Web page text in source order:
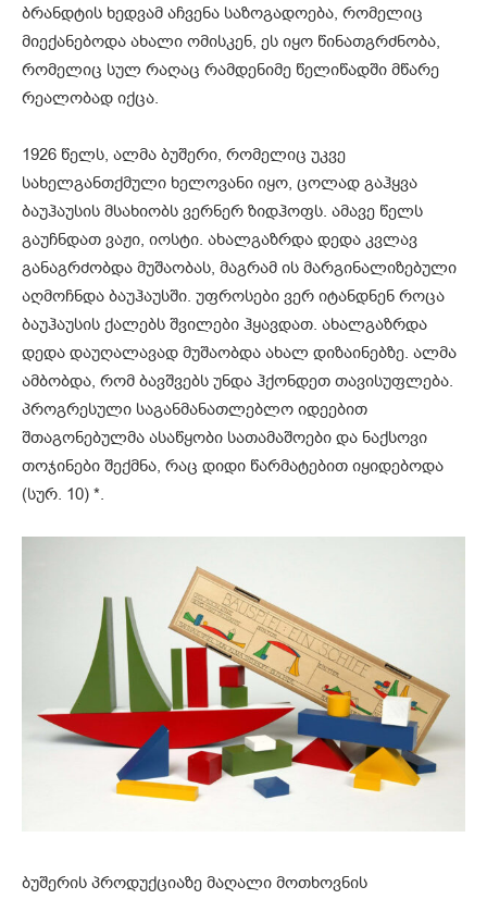
ბრანდტის ხედვამ აჩვენა საზოგადოება, რომელიც
მიექანებოდა ახალი ომისკენ, ეს იყო წინათგრძნობა,
რომელიც სულ რაღაც რამდენიმე წელიწადში მწარე
რეალობად იქცა.
1926 წელს, ალმა ბუშერი, რომელიც უკვე
სახელგანთქმული ხელოვანი იყო, ცოლად გაჰყვა
ბაუჰაუსის მსახიობს ვერნერ ზიდჰოფს. ამავე წელს
გაუჩნდათ ვაჟი, იოსტი. ახალგაზრდა დედა კვლავ
განაგრძობდა მუშაობას, მაგრამ ის მარგინალიზებული
აღმოჩნდა ბაუჰაუსში. უფროსები ვერ იტანდნენ როცა
ბაუჰაუსის ქალებს შვილები ჰყავდათ. ახალგაზრდა
დედა დაუღალავად მუშაობდა ახალ დიზაინებზე. ალმა
ამბობდა, რომ ბავშვებს უნდა ჰქონდეთ თავისუფლება.
პროგრესული საგანმანათლებლო იდეებით
შთაგონებულმა ასაწყობი სათამაშოები და ნაქსოვი
თოჯინები შექმნა, რაც დიდი წარმატებით იყიდებოდა
(სურ. 10) *.
ბუშერის პროდუქციაზე მაღალი მოთხოვნის